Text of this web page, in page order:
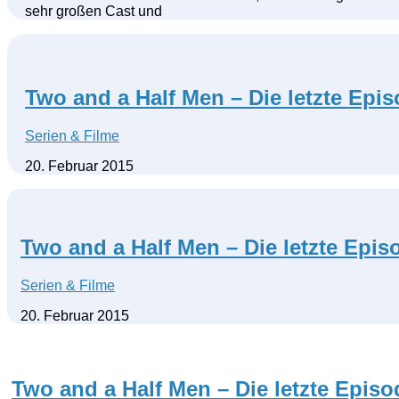
sehr großen Cast und
Two and a Half Men – Die letzte
Serien & Filme
20. Februar 2015
Two and a Half Men – Die letzte
Serien & Filme
20. Februar 2015
Two and a Half Men – Die letzte